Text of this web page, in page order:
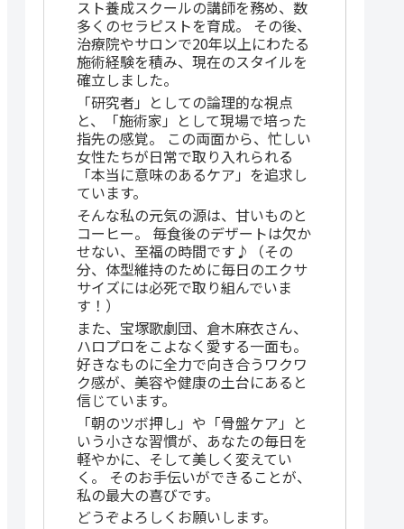
スト養成スクールの講師を務め、数
多くのセラピストを育成。 その後、
治療院やサロンで20年以上にわたる
施術経験を積み、現在のスタイルを
確立しました。
「研究者」としての論理的な視点
と、「施術家」として現場で培った
指先の感覚。 この両面から、忙しい
女性たちが日常で取り入れられる
「本当に意味のあるケア」を追求し
ています。
そんな私の元気の源は、甘いものと
コーヒー。 毎食後のデザートは欠か
せない、至福の時間です♪（その
分、体型維持のために毎日のエクサ
サイズには必死で取り組んでいま
す！）
また、宝塚歌劇団、倉木麻衣さん、
ハロプロをこよなく愛する一面も。
好きなものに全力で向き合うワクワ
ク感が、美容や健康の土台にあると
信じています。
「朝のツボ押し」や「骨盤ケア」と
いう小さな習慣が、あなたの毎日を
軽やかに、そして美しく変えてい
く。 そのお手伝いができることが、
私の最大の喜びです。
どうぞよろしくお願いします。